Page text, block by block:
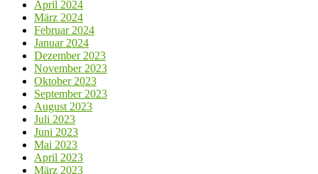
April 2024
März 2024
Februar 2024
Januar 2024
Dezember 2023
November 2023
Oktober 2023
September 2023
August 2023
Juli 2023
Juni 2023
Mai 2023
April 2023
März 2023